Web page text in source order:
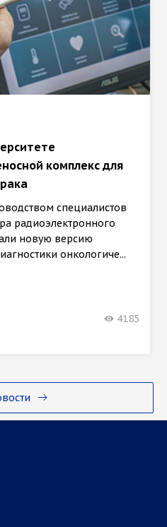
комплекс для
специалистов
радиоэлектронного
новую версию
онкологиче...
4185